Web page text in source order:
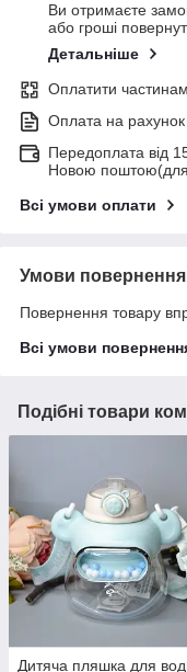
Ви отримаєте
або гроші
Детальніше
Оплатити
Оплата на рахунок
Передоплата від
Новою поштою(для
Всі умови оплати
Умови повернення
Повернення товару
Всі умови
Подібні товари
Дитяча пляшка для